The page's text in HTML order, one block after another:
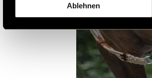
Ablehnen